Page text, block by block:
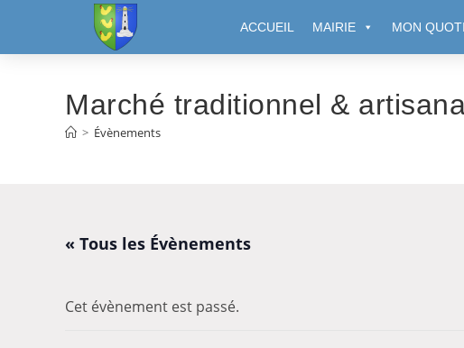
ACCUEIL MAIRIE MON
Marché traditionnel &
> Évènements
« Tous les Évènements
Cet évènement est passé.
Cookies management panel